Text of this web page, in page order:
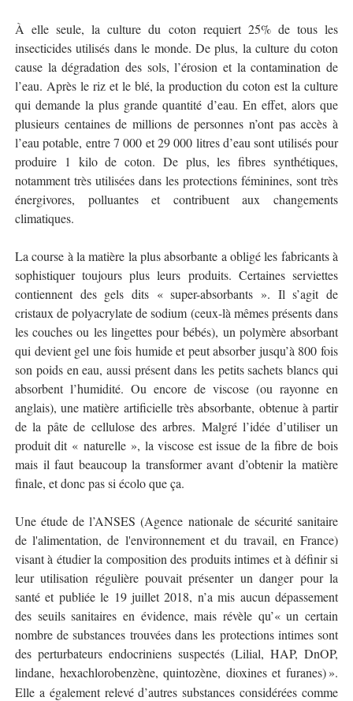
À elle seule, la culture du coton requiert 25% de tous les
insecticides utilisés dans le monde. De plus, la culture du coton
cause la dégradation des sols, l’érosion et la contamination de
l’eau. Après le riz et le blé, la production du coton est la culture
qui demande la plus grande quantité d’eau. En effet, alors que
plusieurs centaines de millions de personnes n’ont pas accès à
l’eau potable, entre 7 000 et 29 000 litres d’eau sont utilisés pour
produire 1 kilo de coton. De plus, les fibres synthétiques,
notamment très utilisées dans les protections féminines, sont très
énergivores, polluantes et contribuent aux changements
climatiques.
La course à la matière la plus absorbante a obligé les fabricants à
sophistiquer toujours plus leurs produits. Certaines serviettes
contiennent des gels dits « super-absorbants ». Il s’agit de
cristaux de polyacrylate de sodium (ceux-là mêmes présents dans
les couches ou les lingettes pour bébés), un polymère absorbant
qui devient gel une fois humide et peut absorber jusqu’à 800 fois
son poids en eau, aussi présent dans les petits sachets blancs qui
absorbent l’humidité. Ou encore de viscose (ou rayonne en
anglais), une matière artificielle très absorbante, obtenue à partir
de la pâte de cellulose des arbres. Malgré l’idée d’utiliser un
produit dit « naturelle », la viscose est issue de la fibre de bois
mais il faut beaucoup la transformer avant d’obtenir la matière
finale, et donc pas si écolo que ça.
Une étude de l’ANSES (Agence nationale de sécurité sanitaire
de l'alimentation, de l'environnement et du travail, en France)
visant à étudier la composition des produits intimes et à définir si
leur utilisation régulière pouvait présenter un danger pour la
santé et publiée le 19 juillet 2018, n’a mis aucun dépassement
des seuils sanitaires en évidence, mais révèle qu’« un certain
nombre de substances trouvées dans les protections intimes sont
des perturbateurs endocriniens suspectés (Lilial, HAP, DnOP,
lindane, hexachlorobenzène, quintozène, dioxines et furanes)».
Elle a également relevé d’autres substances considérées comme